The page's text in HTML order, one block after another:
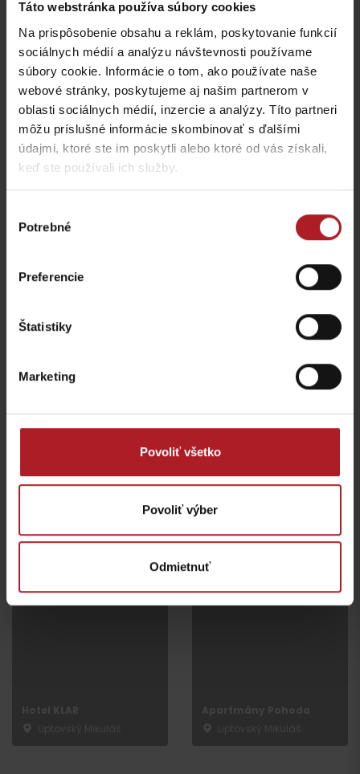
Táto webstránka používa súbory cookies
Na prispôsobenie obsahu a reklám, poskytovanie funkcií
sociálnych médií a analýzu návštevnosti používame
súbory cookie. Informácie o tom, ako používate naše
webové stránky, poskytujeme aj našim partnerom v
oblasti sociálnych médií, inzercie a analýzy. Títo partneri
môžu príslušné informácie skombinovať s ďalšími
údajmi, ktoré ste im poskytli alebo ktoré od vás získali,
keď ste používali ich služby.
súhlasu
Potrebné
Preferencie
Štatistiky
Marketing
Povoliť všetko
Povoliť výber
Odmietnuť
Tatrín a Žiadosti
slovenského národa
expozícia
Liptovský Mikuláš
Evanjelický kostol
Liptovský Mikuláš
Všetky zážitky a relax